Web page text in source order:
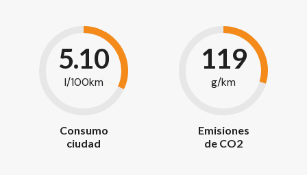
5.10
l/100km
Consumo
ciudad
119
g/km
Emisiones
de CO2